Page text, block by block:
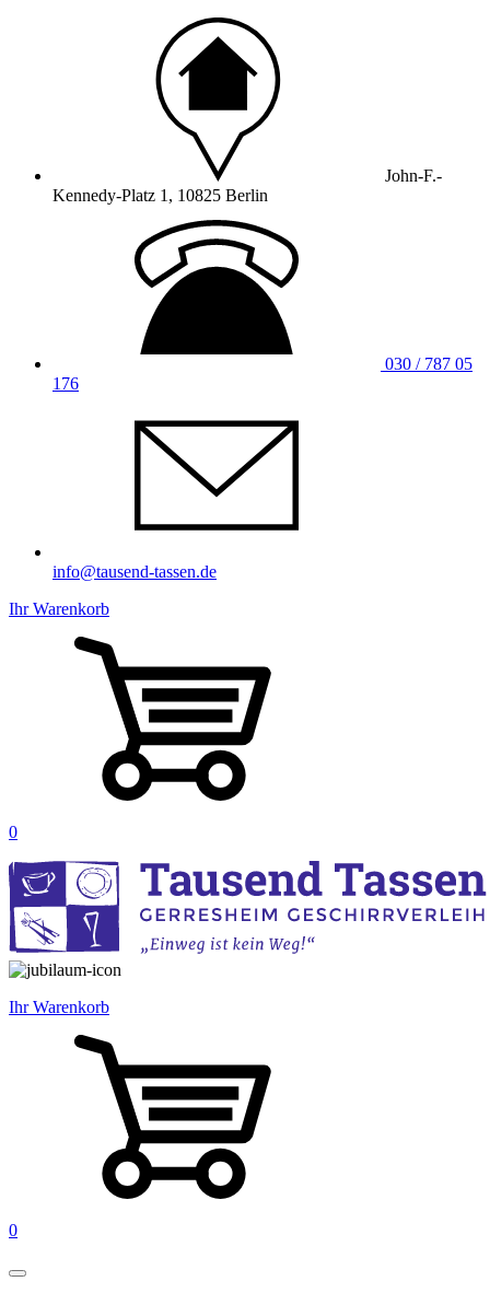
John-F.-
Kennedy-Platz 1, 10825 Berlin
030 / 787 05
176
info@tausend-tassen.de
Ihr Warenkorb
0
Ihr Warenkorb
0